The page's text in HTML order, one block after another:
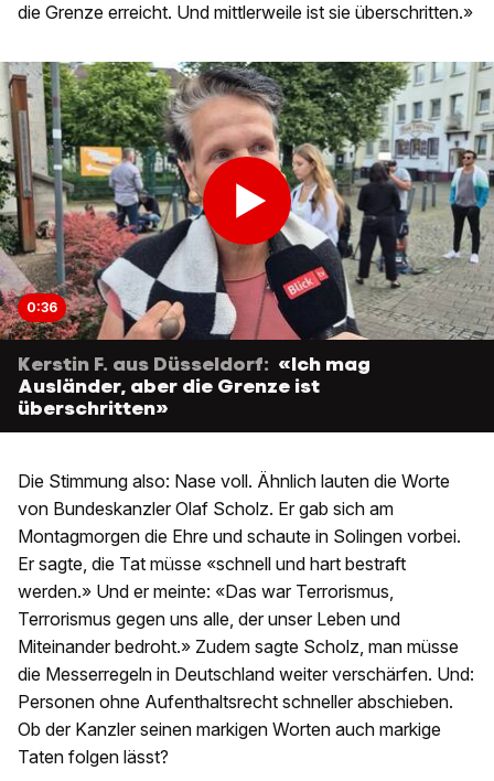
die Grenze erreicht. Und mittlerweile ist sie überschritten.»
0:36
Kerstin F. aus Düsseldorf: «Ich mag
Ausländer, aber die Grenze ist
überschritten»
Die Stimmung also: Nase voll. Ähnlich lauten die Worte
von Bundeskanzler Olaf Scholz. Er gab sich am
Montagmorgen die Ehre und schaute in Solingen vorbei.
Er sagte, die Tat müsse «schnell und hart bestraft
werden.» Und er meinte: «Das war Terrorismus,
Terrorismus gegen uns alle, der unser Leben und
Miteinander bedroht.» Zudem sagte Scholz, man müsse
die Messerregeln in Deutschland weiter verschärfen. Und:
Personen ohne Aufenthaltsrecht schneller abschieben.
Ob der Kanzler seinen markigen Worten auch markige
Taten folgen lässt?